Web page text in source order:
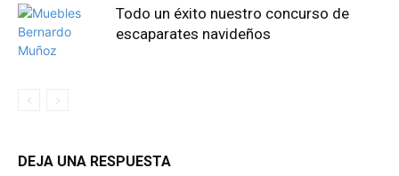
Todo un éxito nuestro concurso de
escaparates navideños
DEJA UNA RESPUESTA